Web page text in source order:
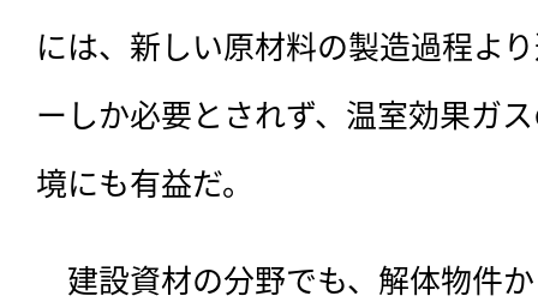
には、新しい原材料の製造過程よ
ーしか必要とされず、温室効果ガ
境にも有益だ。
建設資材の分野でも、解体物件